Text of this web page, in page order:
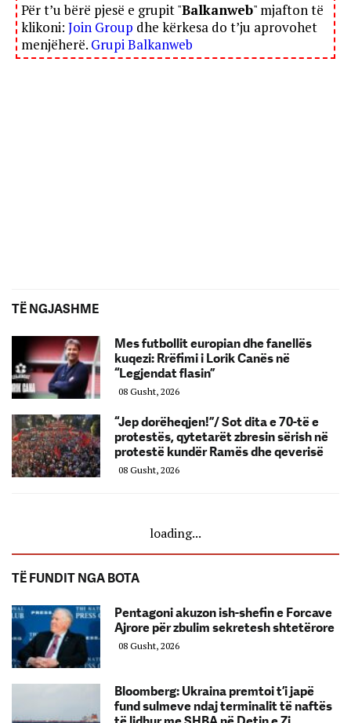
Për t’u bërë pjesë e grupit "Balkanweb" mjafton të
klikoni: Join Group dhe kërkesa do t’ju aprovohet
menjëherë. Grupi Balkanweb
TË NGJASHME
Mes futbollit europian dhe fanellës
kuqezi: Rrëfimi i Lorik Canës në
“Legjendat flasin”
08 Gusht, 2026
“Jep dorëheqjen!”/ Sot dita e 70-të e
protestës, qytetarët zbresin sërish në
protestë kundër Ramës dhe qeverisë
08 Gusht, 2026
loading...
TË FUNDIT NGA BOTA
Pentagoni akuzon ish-shefin e Forcave
Ajrore për zbulim sekretesh shtetërore
08 Gusht, 2026
Bloomberg: Ukraina premtoi t’i japë
fund sulmeve ndaj terminalit të naftës